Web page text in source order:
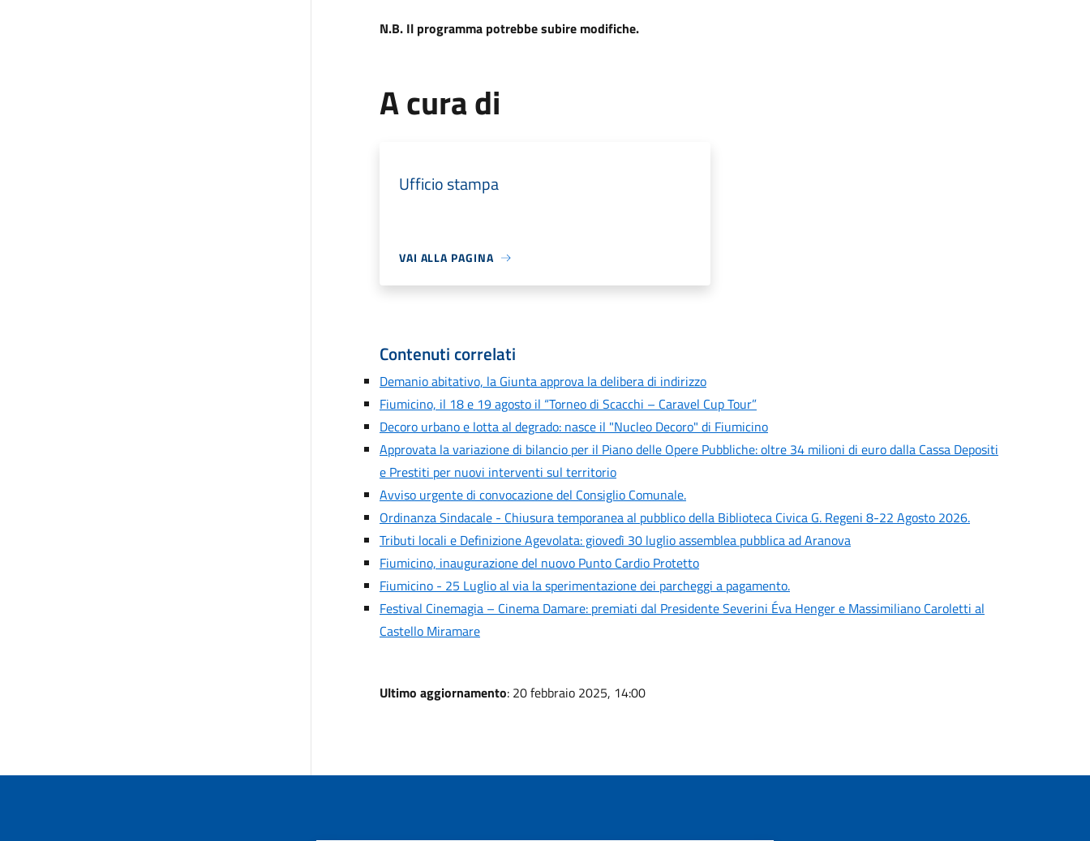
N.B. Il programma potrebbe subire modifiche.
A cura di
Ufficio stampa
VAI ALLA PAGINA
Contenuti correlati
Demanio abitativo, la Giunta approva la delibera di indirizzo
Fiumicino, il 18 e 19 agosto il “Torneo di Scacchi – Caravel Cup Tour”
Decoro urbano e lotta al degrado: nasce il "Nucleo Decoro" di Fiumicino
Approvata la variazione di bilancio per il Piano delle Opere Pubbliche: oltre 34 milioni di euro dalla Cassa Depositi
e Prestiti per nuovi interventi sul territorio
Avviso urgente di convocazione del Consiglio Comunale.
Ordinanza Sindacale - Chiusura temporanea al pubblico della Biblioteca Civica G. Regeni 8-22 Agosto 2026.
Tributi locali e Definizione Agevolata: giovedì 30 luglio assemblea pubblica ad Aranova
Fiumicino, inaugurazione del nuovo Punto Cardio Protetto
Fiumicino - 25 Luglio al via la sperimentazione dei parcheggi a pagamento.
Festival Cinemagia – Cinema Damare: premiati dal Presidente Severini Éva Henger e Massimiliano Caroletti al
Castello Miramare
Ultimo aggiornamento: 20 febbraio 2025, 14:00